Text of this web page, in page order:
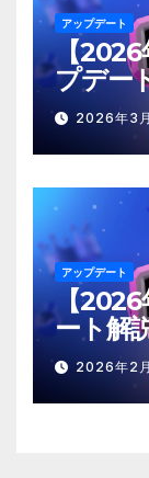
アップデート
【2026
プデー
ション
2026年3
アップデート
【2026
ート解
や「
2026年2